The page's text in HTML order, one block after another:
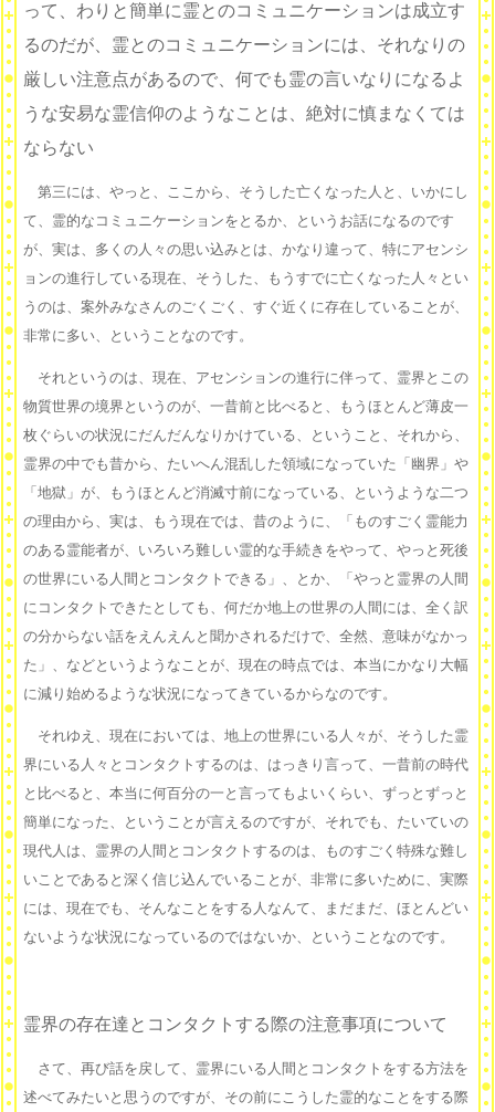
って、わりと簡単に霊とのコミュニケーションは成立す
るのだが、霊とのコミュニケーションには、それなりの
厳しい注意点があるので、何でも霊の言いなりになるよ
うな安易な霊信仰のようなことは、絶対に慎まなくては
ならない
第三には、やっと、ここから、そうした亡くなった人と、いかにし
て、霊的なコミュニケーションをとるか、というお話になるのです
が、実は、多くの人々の思い込みとは、かなり違って、特にアセンシ
ョンの進行している現在、そうした、もうすでに亡くなった人々とい
うのは、案外みなさんのごくごく、すぐ近くに存在していることが、
非常に多い、ということなのです。
それというのは、現在、アセンションの進行に伴って、霊界とこの
物質世界の境界というのが、一昔前と比べると、もうほとんど薄皮一
枚ぐらいの状況にだんだんなりかけている、ということ、それから、
霊界の中でも昔から、たいへん混乱した領域になっていた「幽界」や
「地獄」が、もうほとんど消滅寸前になっている、というような二つ
の理由から、実は、もう現在では、昔のように、「ものすごく霊能力
のある霊能者が、いろいろ難しい霊的な手続きをやって、やっと死後
の世界にいる人間とコンタクトできる」、とか、「やっと霊界の人間
にコンタクトできたとしても、何だか地上の世界の人間には、全く訳
の分からない話をえんえんと聞かされるだけで、全然、意味がなかっ
た」、などというようなことが、現在の時点では、本当にかなり大幅
に減り始めるような状況になってきているからなのです。
それゆえ、現在においては、地上の世界にいる人々が、そうした霊
界にいる人々とコンタクトするのは、はっきり言って、一昔前の時代
と比べると、本当に何百分の一と言ってもよいくらい、ずっとずっと
簡単になった、ということが言えるのですが、それでも、たいていの
現代人は、霊界の人間とコンタクトするのは、ものすごく特殊な難し
いことであると深く信じ込んでいることが、非常に多いために、実際
には、現在でも、そんなことをする人なんて、まだまだ、ほとんどい
ないような状況になっているのではないか、ということなのです。
霊界の存在達とコンタクトする際の注意事項について
さて、再び話を戻して、霊界にいる人間とコンタクトをする方法を
述べてみたいと思うのですが、その前にこうした霊的なことをする際